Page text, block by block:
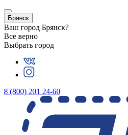
Брянск
Ваш город Брянск?
Все верно
Выбрать город
8 (800) 201 24-60